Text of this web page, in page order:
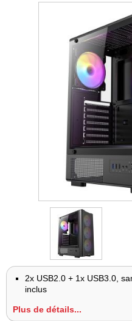
2x USB2.0 + 1x USB3.0,
inclus
Plus de détails...